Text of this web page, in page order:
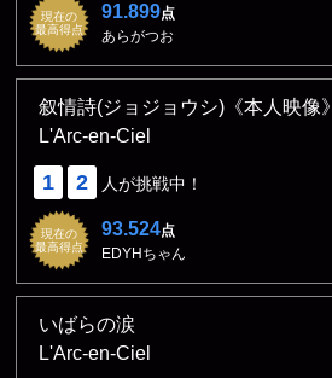
現在の
最高得点
91.899点
あらがつお
叙情詩(ジョジョウシ)《本人映像》
L'Arc-en-Ciel
1 2 人が挑戦中！
現在の
最高得点
93.524点
EDYHちゃん
いばらの涙
L'Arc-en-Ciel